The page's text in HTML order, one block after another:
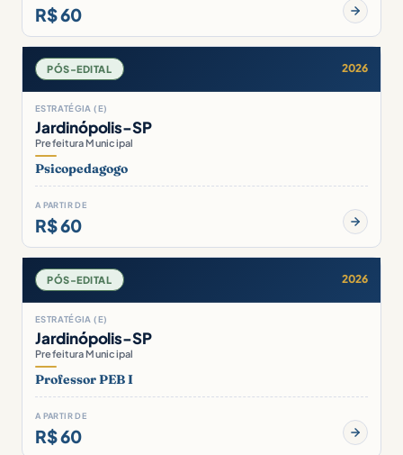
R$ 60
PÓS-EDITAL 2026
ESTRATÉGIA (E)
Jardinópolis-SP
Prefeitura Municipal
Psicopedagogo
A PARTIR DE
R$ 60
PÓS-EDITAL 2026
ESTRATÉGIA (E)
Jardinópolis-SP
Prefeitura Municipal
Professor PEB I
A PARTIR DE
R$ 60